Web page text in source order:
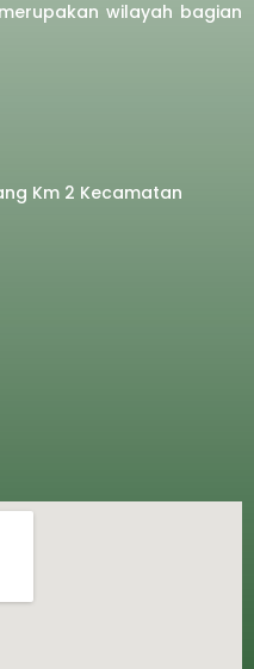
wilayah bagian
Km 2 Kecamatan